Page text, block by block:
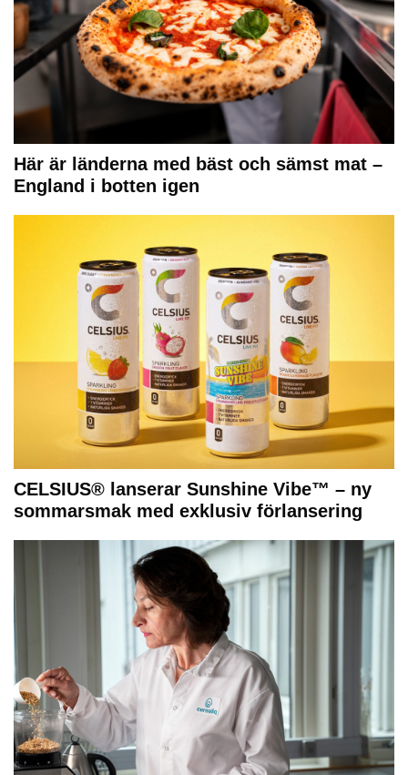
Här är länderna med bäst och sämst mat –
England i botten igen
CELSIUS® lanserar Sunshine Vibe™ – ny
sommarsmak med exklusiv förlansering